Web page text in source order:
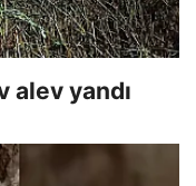
alev yandı